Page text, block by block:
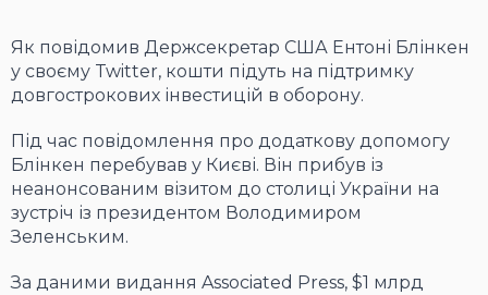
Як повідомив Держсекретар США Ентоні Блінкен
у своєму Twitter, кошти підуть на підтримку
довгострокових інвестицій в оборону.
Під час повідомлення про додаткову допомогу
Блінкен перебував у Києві. Він прибув із
неанонсованим візитом до столиці України на
зустріч із президентом Володимиром
Зеленським.
За даними видання Associated Press, $1 млрд